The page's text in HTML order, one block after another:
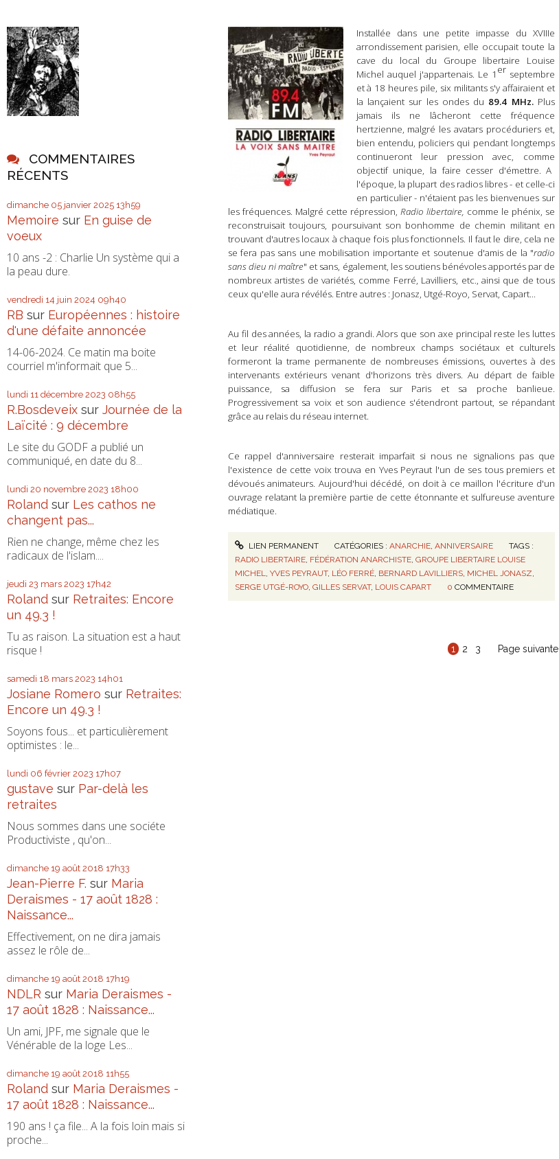
COMMENTAIRES
RÉCENTS
dimanche 05 janvier 2025 13h59
Memoire sur En guise de
voeux
10 ans -2 : Charlie Un système qui a
la peau dure.
vendredi 14 juin 2024 09h40
RB sur Européennes : histoire
d'une défaite annoncée
14-06-2024. Ce matin ma boite
courriel m'informait que 5...
lundi 11 décembre 2023 08h55
R.Bosdeveix sur Journée de la
Laïcité : 9 décembre
Le site du GODF a publié un
communiqué, en date du 8...
lundi 20 novembre 2023 18h00
Roland sur Les cathos ne
changent pas...
Rien ne change, même chez les
radicaux de l'islam....
jeudi 23 mars 2023 17h42
Roland sur Retraites: Encore
un 49.3 !
Tu as raison. La situation est a haut
risque !
samedi 18 mars 2023 14h01
Josiane Romero sur Retraites:
Encore un 49.3 !
Soyons fous... et particulièrement
optimistes : le...
lundi 06 février 2023 17h07
gustave sur Par-delà les
retraites
Nous sommes dans une sociéte
Productiviste , qu'on...
dimanche 19 août 2018 17h33
Jean-Pierre F. sur Maria
Deraismes - 17 août 1828 :
Naissance...
Effectivement, on ne dira jamais
assez le rôle de...
dimanche 19 août 2018 17h19
NDLR sur Maria Deraismes -
17 août 1828 : Naissance...
Un ami, JPF, me signale que le
Vénérable de la loge Les...
dimanche 19 août 2018 11h55
Roland sur Maria Deraismes -
17 août 1828 : Naissance...
190 ans ! ça file... A la fois loin mais si
proche...
Installée dans une petite impasse du XVIIIe
arrondissement parisien, elle occupait toute la
cave du local du Groupe libertaire Louise
Michel auquel j'appartenais. Le 1 er septembre
et à 18 heures pile, six militants s'y affairaient et
la lançaient sur les ondes du 89.4 MHz. Plus
jamais ils ne lâcheront cette fréquence
hertzienne, malgré les avatars procéduriers et,
bien entendu, policiers qui pendant longtemps
continueront leur pressionavec, comme
objectif unique, la faire cesser d'émettre. A
l'époque, la plupart des radios libres - et celle-ci
en particulier - n'étaient pas les bienvenues sur
les fréquences. Malgré cette répression, Radio libertaire, comme le phénix, se
reconstruisait toujours, poursuivant son bonhomme de chemin militant en
trouvant d'autres locaux à chaque fois plus fonctionnels. Il faut le dire, cela ne
se fera pas sans une mobilisation importante et soutenue d'amis de la "radio
sans dieu ni maître" et sans, également, lessoutiensbénévolesapportéspar de
nombreux artistes de variétés, comme Ferré, Lavilliers, etc., ainsi que de tous
ceux qu'elle aura révélés. Entre autres : Jonasz, Utgé-Royo, Servat, Capart...
Au fil des années, la radio a grandi.Alors que son axe principal reste les luttes
et leur réalité quotidienne, de nombreux champs sociétaux et culturels
formeront la trame permanente de nombreuses émissions, ouvertes à des
intervenants extérieurs venant d'horizons très divers.Au départ de faible
puissance, sa diffusion se fera sur Paris et sa proche banlieue.
Progressivement sa voix et son audience s'étendront partout, se répandant
grâce au relais du réseau internet.
Ce rappel d'anniversaire resterait imparfait si nous ne signalions pas que
l'existence de cette voix trouva en Yves Peyraut l'un de ses tous premiers et
dévouésanimateurs. Aujourd'hui décédé, on doit à ce maillon l'écriture d'un
ouvrage relatantla première partie de cette étonnante et sulfureuse aventure
médiatique.
LIEN PERMANENT CATÉGORIES :ANARCHIE,ANNIVERSAIRE
TAGS :
RADIO LIBERTAIRE, FÉDÉRATION ANARCHISTE, GROUPE LIBERTAIRE LOUISE
MICHEL, YVES PEYRAUT, LÉO FERRÉ, BERNARD LAVILLIERS, MICHEL JONASZ,
SERGE UTGÉ-ROYO, GILLES SERVAT, LOUIS CAPART 0 COMMENTAIRE
1 2 3 Page suivante